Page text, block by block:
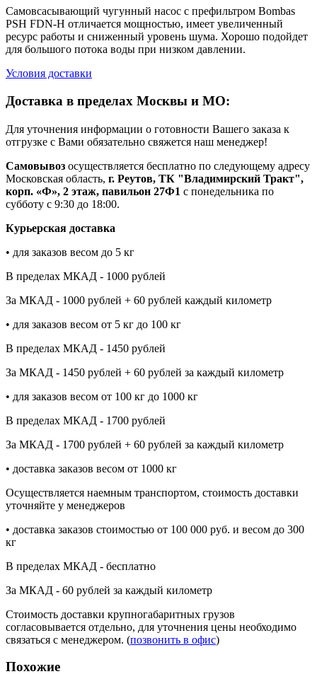
Самовсасывающий чугунный насос с префильтром Bombas
PSH FDN-Н отличается мощностью, имеет увеличенный
ресурс работы и сниженный уровень шума. Хорошо подойдет
для большого потока воды при низком давлении.
Условия доставки
Доставка в пределах Москвы и МО:
Для уточнения информации о готовности Вашего заказа к
отгрузке с Вами обязательно свяжется наш менеджер!
Самовывоз осуществляется бесплатно по следующему адресу
Московская область, г. Реутов, ТК "Владимирский Тракт",
корп. «Ф», 2 этаж, павильон 27Ф1 с понедельника по
субботу с 9:30 до 18:00.
Курьерская доставка
• для заказов весом до 5 кг
В пределах МКАД - 1000 рублей
За МКАД - 1000 рублей + 60 рублей каждый километр
• для заказов весом от 5 кг до 100 кг
В пределах МКАД - 1450 рублей
За МКАД - 1450 рублей + 60 рублей за каждый километр
• для заказов весом от 100 кг до 1000 кг
В пределах МКАД - 1700 рублей
За МКАД - 1700 рублей + 60 рублей за каждый километр
• доставка заказов весом от 1000 кг
Осуществляется наемным транспортом, стоимость доставки
уточняйте у менеджеров
• доставка заказов стоимостью от 100 000 руб. и весом до 300
кг
В пределах МКАД - бесплатно
За МКАД - 60 рублей за каждый километр
Стоимость доставки крупногабаритных грузов
согласовывается отдельно, для уточнения цены необходимо
связаться с менеджером. (позвонить в офис)
Похожие